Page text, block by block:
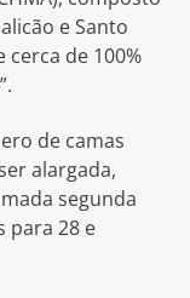
e Santo
de 100%
de camas
alargada,
segunda
para 28 e